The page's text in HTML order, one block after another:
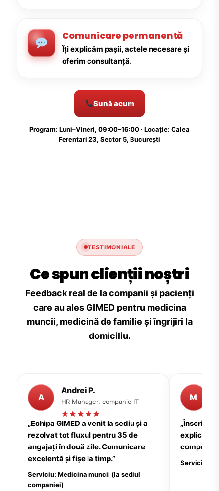
Comunicare permanentă
Îți explicăm pașii, actele necesare și
oferim consultanță.
Sună acum
Program: Luni–Vineri, 09:00–16:00 · Locație: Calea
Ferentari 23, Sector 5, București
TESTIMONIALE
Ce spun clienții noștri
Feedback real de la companii și pacienți
care au ales GIMED pentru medicina
muncii, medicină de familie și îngrijiri la
domiciliu.
A
Andrei P.
HR Manager, companie IT
„Echipa GIMED a venit la sediu și a
rezolvat tot fluxul pentru 35 de
angajați în două zile. Comunicare
excelentă și fișe la timp.”
Serviciu: Medicina muncii (la sediul
companiei)
M
explicații
Serviciu: